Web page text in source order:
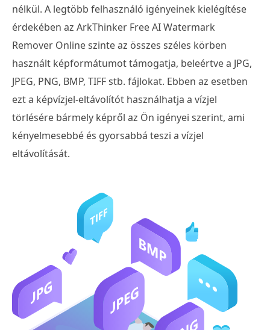
nélkül. A legtöbb felhasználó igényeinek kielégítése
érdekében az ArkThinker Free AI Watermark
Remover Online szinte az összes széles körben
használt képformátumot támogatja, beleértve a JPG,
JPEG, PNG, BMP, TIFF stb. fájlokat. Ebben az esetben
ezt a képvízjel-eltávolítót használhatja a vízjel
törlésére bármely képről az Ön igényei szerint, ami
kényelmesebbé és gyorsabbá teszi a vízjel
eltávolítását.